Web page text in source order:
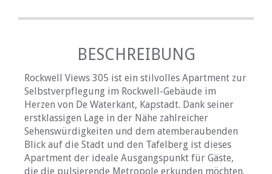
BESCHREIBUNG
Rockwell Views 305 ist ein stilvolles Apartment zur
Selbstverpflegung im Rockwell-Gebäude im
Herzen von De Waterkant, Kapstadt. Dank seiner
erstklassigen Lage in der Nähe zahlreicher
Sehenswürdigkeiten und dem atemberaubenden
Blick auf die Stadt und den Tafelberg ist dieses
Apartment der ideale Ausgangspunkt für Gäste,
die die pulsierende Metropole erkunden möchten.